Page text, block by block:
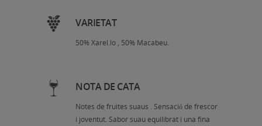
VARIETAT
50% Xarel.lo , 50% Macabeu.
NOTA DE CATA
Notes de fruites suaus . Sensació de frescor
i joventut. Sabor suau equilibrat i una fina